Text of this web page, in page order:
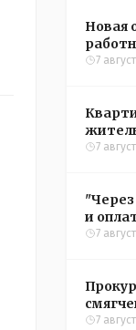
Новая
7
7
"Через
и
7
7